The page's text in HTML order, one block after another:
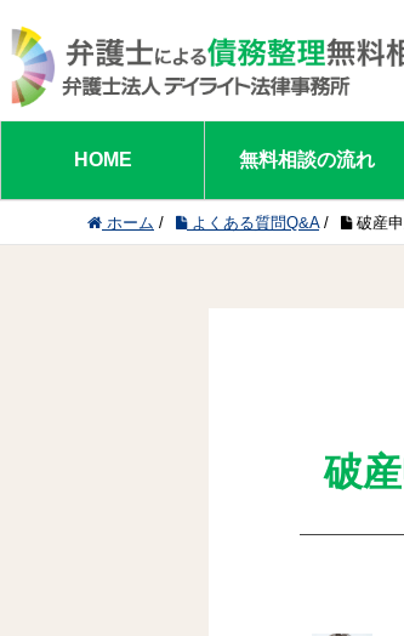
HOME 無料相談の流れ
ホーム / よくある質問Q&A/ 破産
破